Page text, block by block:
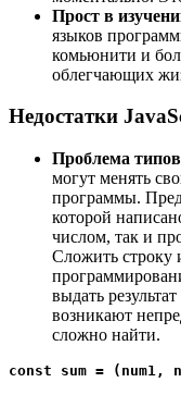
Прост в
языков
комьюнити и
облегчающих
Недостатки
Проблема
могут менять
программы.
которой
числом, так и
Сложить строку
выдать
возникают
сложно найти.
const sum = ( num1,